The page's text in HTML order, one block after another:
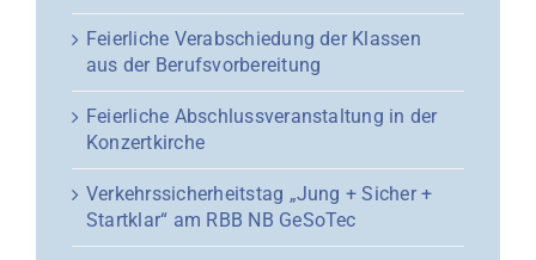
Feierliche Verabschiedung der Klassen
aus der Berufsvorbereitung
Feierliche Abschlussveranstaltung in der
Konzertkirche
Verkehrssicherheitstag „Jung + Sicher +
Startklar“ am RBB NB GeSoTec